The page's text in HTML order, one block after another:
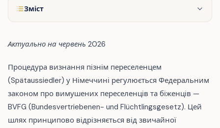
Зміст
Актуально на червень 2026
Процедура визнання пізнім переселенцем
(Spätaussiedler) у Німеччині регулюється Федеральним
законом про вимушених переселенців та біженців —
BVFG (Bundesvertriebenen- und Flüchtlingsgesetz). Цей
шлях принципово відрізняється від звичайної